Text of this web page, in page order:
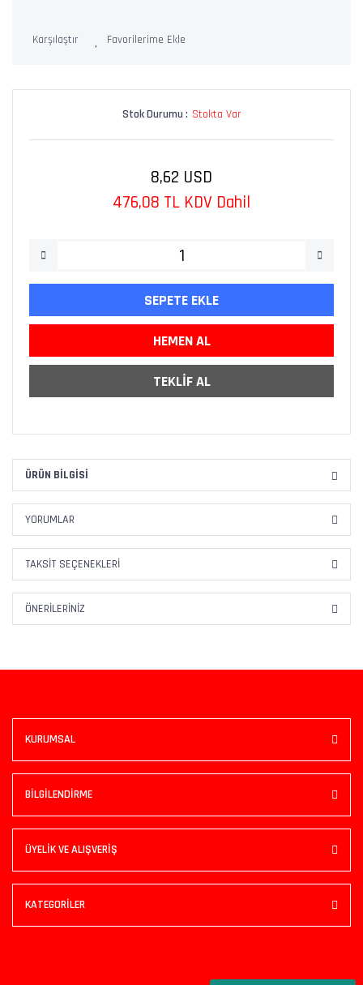
Karşılaştır
Stok Durumu : Stokta Var
8,62 USD
476,08 TL KDV Dahil
SEPETE EKLE
HEMEN AL
TEKLİF AL
ÜRÜN BILGISI
YORUMLAR
TAKSIT SEÇENEKLERI
ÖNERILERINIZ
KURUMSAL
BİLGİLENDİRME
ÜYELİK VE ALIŞVERİŞ
KATEGORİLER